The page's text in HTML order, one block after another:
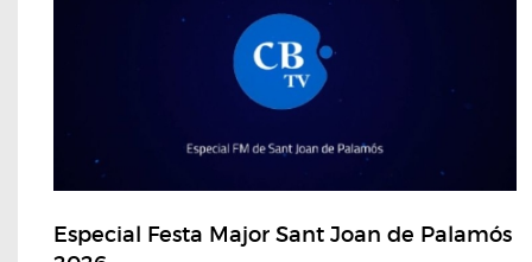
Especial Festa Major Sant Joan de Palamós